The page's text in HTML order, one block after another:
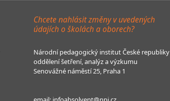
Chcete nahlásit změny v uvedených
údajích o školách a oborech?
Národní pedagogický institut České republiky
oddělení šetření, analýz a výzkumu
Senovážné náměstí 25, Praha 1